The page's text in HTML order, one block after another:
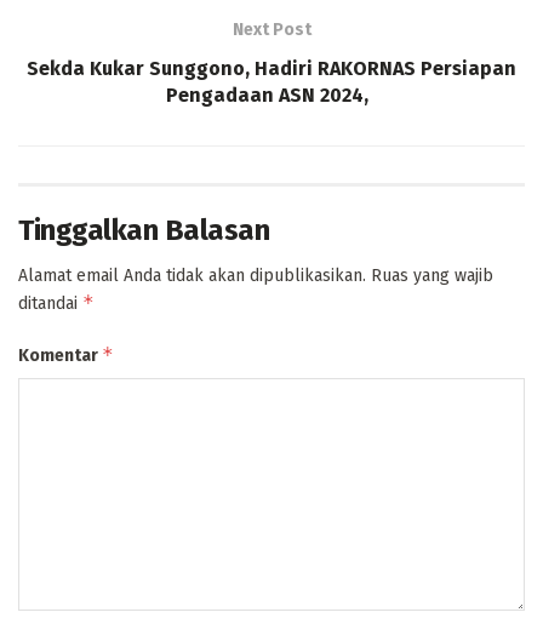
Next Post
Sekda Kukar Sunggono, Hadiri RAKORNAS Persiapan
Pengadaan ASN 2024,
Tinggalkan Balasan
Alamat email Anda tidak akan dipublikasikan. Ruas yang wajib
ditandai *
Komentar *